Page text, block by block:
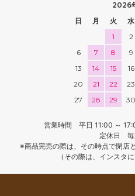
2026
日
月 火 水
1
2
6
7 8 9
13
14 15 16
20
21 22 23
27
28 29 30
営業時間 平日 11:00 ～
定休日 毎
※商品完売の際は、その時点で閉店
（その際は、インスタ